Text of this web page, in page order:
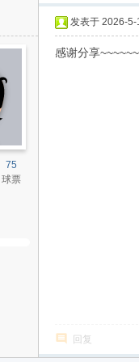
75
球票
发表于 2026-
感谢分享~~~~~~
回复